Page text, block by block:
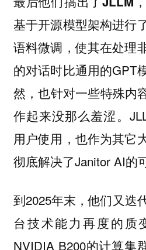
基于开源模型架构进行
语料微调，使其在处理
的对话时比通用的GPT
然，也针对一些特殊内
作起来没那么羞涩。
用户使用，也作为其它
彻底解决了Janitor AI的
到2025年末，他们又迭
台技术能力再度的质
NVIDIA B200的计算集